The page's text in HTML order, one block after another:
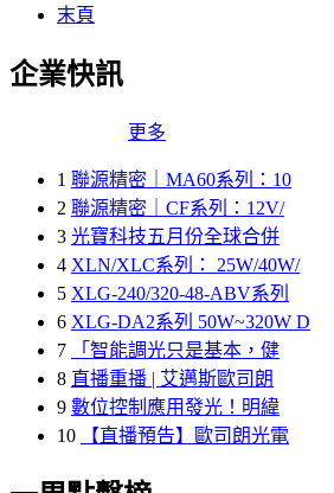
末頁
企業快訊
更多
1 聯源精密｜MA60系列：10
2 聯源精密｜CF系列：12V/
3 光寶科技五月份全球合併
4 XLN/XLC系列： 25W/40W/
5 XLG-240/320-48-ABV系列
6 XLG-DA2系列 50W~320W D
7
「智能調光只是基本，健
8 直播重播 | 艾邁斯歐司朗
9 數位控制應用發光！明緯
10
【直播預告】歐司朗光電